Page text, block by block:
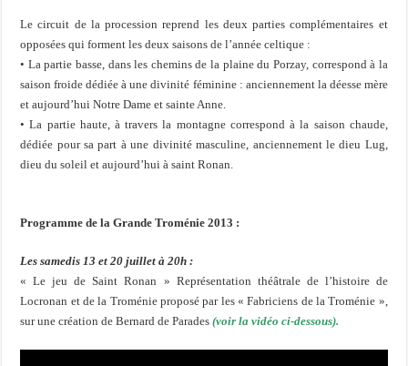
Le circuit de la procession reprend les deux parties complémentaires et
opposées qui forment les deux saisons de l’année celtique :
• La partie basse, dans les chemins de la plaine du Porzay, correspond à la
saison froide dédiée à une divinité féminine : anciennement la déesse mère
et aujourd’hui Notre Dame et sainte Anne.
• La partie haute, à travers la montagne correspond à la saison chaude,
dédiée pour sa part à une divinité masculine, anciennement le dieu Lug,
dieu du soleil et aujourd’hui à saint Ronan.
Programme de la Grande Troménie 2013 :
Les samedis 13 et 20 juillet à 20h :
« Le jeu de Saint Ronan » Représentation théâtrale de l’histoire de
Locronan et de la Troménie proposé par les « Fabriciens de la Troménie »,
sur une création de Bernard de Parades(voir la vidéo ci-dessous).